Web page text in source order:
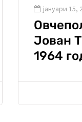
јануари 15,
Јован
1964